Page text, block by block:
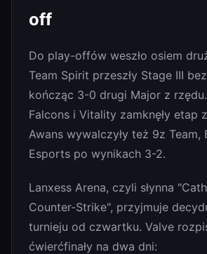
off
Do play-offów weszło osiem
Team Spirit przeszły Stage III
kończąc 3-0 drugi Major z
Falcons i Vitality zamknęły etap
Awans wywalczyły też 9z Team,
Esports po wynikach 3-2.
Lanxess Arena, czyli słynna
Counter-Strike", przyjmuje
turnieju od czwartku. Valve
ćwierćfinały na dwa dni: